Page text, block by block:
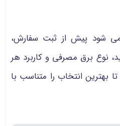
می‌ شود پیش از ثبت سفارش،
نوع برق مصرفی و کاربرد هر
بهترین انتخاب را متناسب با